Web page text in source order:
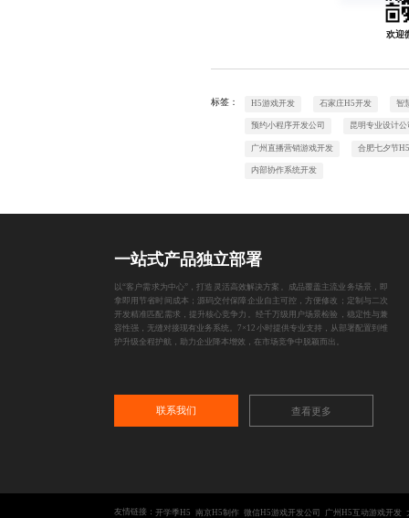
欢迎
标签： H5游戏开发 石家庄H5开发 智
预约小程序开发公司 昆明专业设计公
广州直播营销游戏开发 合肥七夕节H5
内部协作系统开发
一站式产品独立部署
以“客户需求为中心”，打造灵活高效解决方案。成品覆盖主流业务场景，即
拿即用节省时间成本；源码交付保障企业自主可控，方便修改；定制与二次
开发精准匹配需求，提升核心竞争力。经千万级用户场景检验，稳定性与兼
容性强，无缝对接现有业务系统。7×12小时提供专业支持，从部署配置到维
护升级全程护航，助力企业降本增效，在市场竞争中脱颖而出。
联系我们 查看更多
友情链接： 开学季H5 南京H5制作 微信H5游戏开发公司 广州H5互动游戏开发